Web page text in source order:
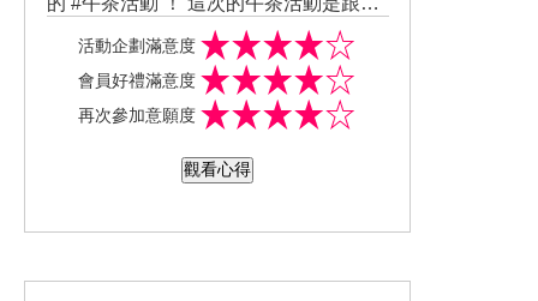
得肌膚乾燥或缺水 !
Step 3 平日白天再使用 - SOFINA #beau
te保濕日間防禦乳升級版 SPF50+ PA++
中添加Ceramide高保濕配方、月下香培
度防曬系數 , 能抵禦陽光 、 隔絕紫外線
往靜態方式不同 ！ 全新系列活動的主題
是 - 「跟我約會吧 | 時尚運動日 ，正能量
爆棚 ～ 姐的美 叫做自信美 ！」！ 讓鮮
少運動 、從沒去過健身房的我 ，覺得也
到了位於台北明曜百貨13樓的 「#Space
格後 ，由健身房的服務人員 ，幫我尋找
活動企劃滿意度
會員好禮滿意度
再次參加意願度
觀看心得